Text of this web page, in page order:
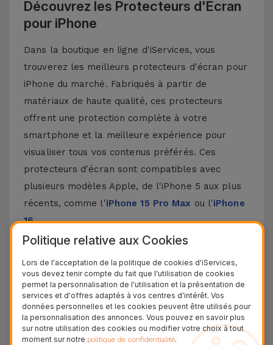
Découvrez les Protecteurs d'Écran
pour iPhone
Dans la boutique en ligne d'iServices, vous
trouverez les meilleurs protecteurs d'écran pour
iPhone du marché. Fabriqués à partir de
matériaux de haute qualité, ces protecteurs
offrent une protection complète à votre
smartphone et la meilleure expérience pour
visualiser tous vos contenus préférés. Ces
protecteurs d'écran sont compatibles avec
plusieurs modèles Apple, de l'iPhone 5 aux plus
récents, comme l'iPhone 15 Pro Max ou l'iPhone
16.
Comment poser un protecteur d'écran
pour iPhone ?
Poser un protecteur d'écran pour iPhone est
assez simple. Chez iServices, nos protecteurs en
verre pour iPhone sont fournis avec un kit qui
rend ce processus encore plus facile. Assurez-
Politique relative aux Cookies
Lors de l'acceptation de la politique de cookies d'iServices,
vous devez tenir compte du fait que l'utilisation de cookies
permet la personnalisation de l'utilisation et la présentation de
services et d'offres adaptés à vos centres d'intérêt. Vos
données personnelles et les cookies peuvent être utilisés pour
la personnalisation des annonces. Vous pouvez en savoir plus
sur notre utilisation des cookies ou modifier votre choix à tout
moment sur notre politique de confidentialité.